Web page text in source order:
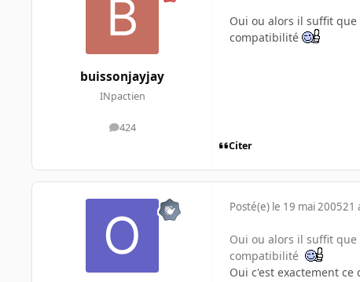
buissonjayjay
INpactien
424
messages
Oui ou alors il suffit
compatibilité
Citer
Posté(e) le 19 mai 200521
Oui ou alors il suffit
compatibilité
Oui c'est exactement ce